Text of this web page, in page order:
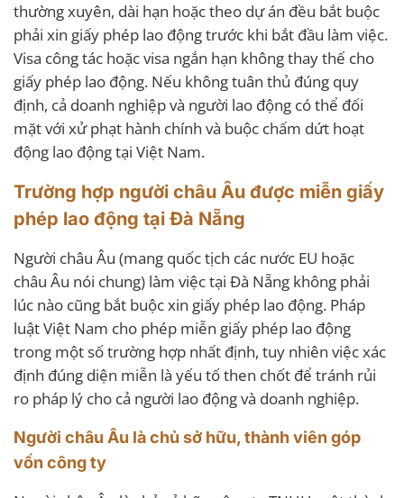
thường xuyên, dài hạn hoặc theo dự án đều bắt buộc
phải xin giấy phép lao động trước khi bắt đầu làm việc.
Visa công tác hoặc visa ngắn hạn không thay thế cho
giấy phép lao động. Nếu không tuân thủ đúng quy
định, cả doanh nghiệp và người lao động có thể đối
mặt với xử phạt hành chính và buộc chấm dứt hoạt
động lao động tại Việt Nam.
Trường hợp người châu Âu được miễn giấy
phép lao động tại Đà Nẵng
Người châu Âu (mang quốc tịch các nước EU hoặc
châu Âu nói chung) làm việc tại Đà Nẵng không phải
lúc nào cũng bắt buộc xin giấy phép lao động. Pháp
luật Việt Nam cho phép miễn giấy phép lao động
trong một số trường hợp nhất định, tuy nhiên việc xác
định đúng diện miễn là yếu tố then chốt để tránh rủi
ro pháp lý cho cả người lao động và doanh nghiệp.
Người châu Âu là chủ sở hữu, thành viên góp
vốn công ty